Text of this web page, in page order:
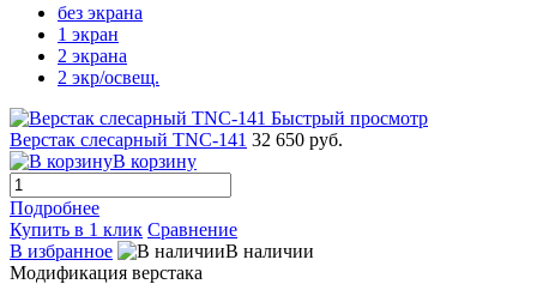
без экрана
1 экран
2 экрана
2 экр/освещ.
Быстрый просмотр
Верстак слесарный TNC-141 32 650 руб.
В корзину
Подробнее
Купить в 1 клик Сравнение
В избранное
В наличии
Модификация верстака